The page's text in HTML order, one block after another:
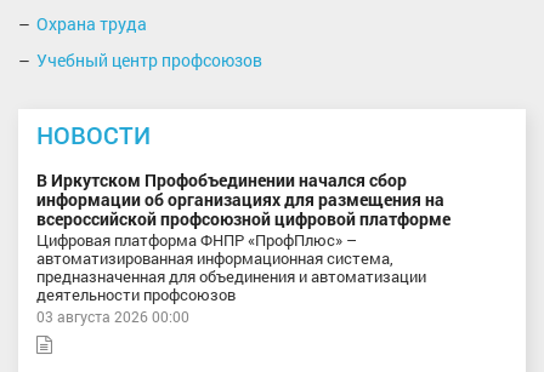
Охрана труда
Учебный центр профсоюзов
НОВОСТИ
В Иркутском Профобъединении начался сбор
информации об организациях для размещения на
всероссийской профсоюзной цифровой платформе
Цифровая платформа ФНПР «ПрофПлюс» –
автоматизированная информационная система,
предназначенная для объединения и автоматизации
деятельности профсоюзов
03 августа 2026 00:00